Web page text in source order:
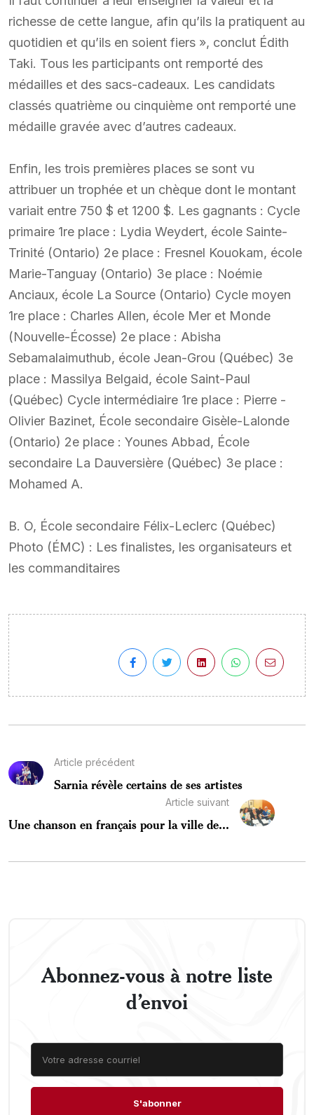
richesse de cette langue, afin qu’ils la pratiquent au
quotidien et qu’ils en soient fiers », conclut Édith
Taki. Tous les participants ont remporté des
médailles et des sacs-cadeaux. Les candidats
classés quatrième ou cinquième ont remporté une
médaille gravée avec d’autres cadeaux.
Enfin, les trois premières places se sont vu
attribuer un trophée et un chèque dont le montant
variait entre 750 $ et 1200 $. Les gagnants : Cycle
primaire 1re place : Lydia Weydert, école Sainte-
Trinité (Ontario) 2e place : Fresnel Kouokam, école
Marie-Tanguay (Ontario) 3e place : Noémie
Anciaux, école La Source (Ontario) Cycle moyen
1re place : Charles Allen, école Mer et Monde
(Nouvelle-Écosse) 2e place : Abisha
Sebamalaimuthub, école Jean-Grou (Québec) 3e
place : Massilya Belgaid, école Saint-Paul
(Québec) Cycle intermédiaire 1re place : Pierre -
Olivier Bazinet, École secondaire Gisèle-Lalonde
(Ontario) 2e place : Younes Abbad, École
secondaire La Dauversière (Québec) 3e place :
Mohamed A.
B. O, École secondaire Félix-Leclerc (Québec)
Photo (ÉMC) : Les finalistes, les organisateurs et
les commanditaires
Article précédent
Sarnia révèle certains de ses artistes
Article suivant
Une chanson en français pour la ville de...
Abonnez-vous à notre liste
d’envoi